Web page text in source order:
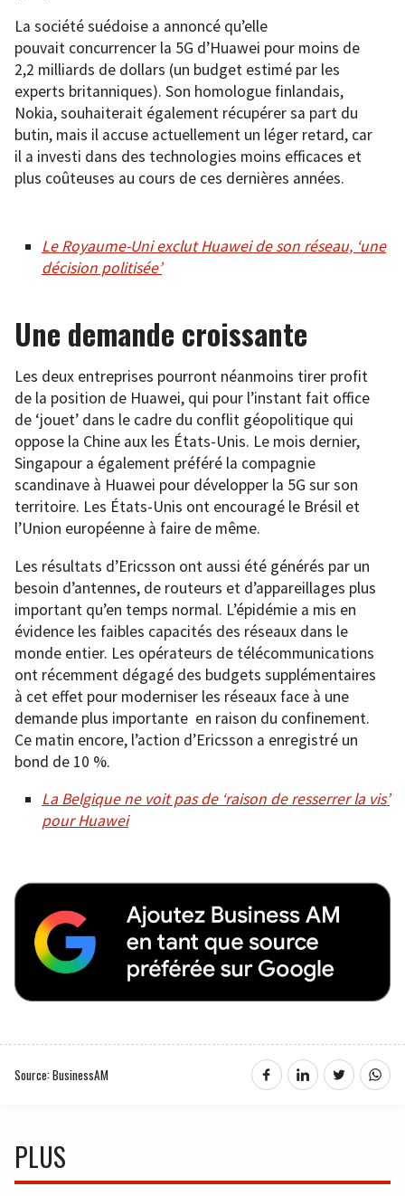
La société suédoise a annoncé qu’elle
pouvait concurrencer la 5G d’Huawei pour moins de
2,2 milliards de dollars (un budget estimé par les
experts britanniques). Son homologue finlandais,
Nokia, souhaiterait également récupérer sa part du
butin, mais il accuse actuellement un léger retard, car
il a investi dans des technologies moins efficaces et
plus coûteuses au cours de ces dernières années.
Le Royaume-Uni exclut Huawei de son réseau, ‘une
décision politisée’
Une demande croissante
Les deux entreprises pourront néanmoins tirer profit
de la position de Huawei, qui pour l’instant fait office
de ‘jouet’ dans le cadre du conflit géopolitique qui
oppose la Chine aux les États-Unis. Le mois dernier,
Singapour a également préféré la compagnie
scandinave à Huawei pour développer la 5G sur son
territoire. Les États-Unis ont encouragé le Brésil et
l’Union européenne à faire de même.
Les résultats d’Ericsson ont aussi été générés par un
besoin d’antennes, de routeurs et d’appareillages plus
important qu’en temps normal. L’épidémie a mis en
évidence les faibles capacités des réseaux dans le
monde entier. Les opérateurs de télécommunications
ont récemment dégagé des budgets supplémentaires
à cet effet pour moderniser les réseaux face à une
demande plus importante en raison du confinement.
Ce matin encore, l’action d’Ericsson a enregistré un
bond de 10 %.
La Belgique ne voit pas de ‘raison de resserrer la vis’
pour Huawei
Source: BusinessAM
PLUS